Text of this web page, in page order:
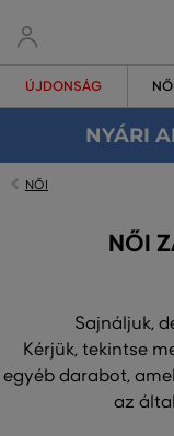
ÚJDONSÁG
NYÁRI
NŐI
NŐI
Sajnáljuk,
Kérjük, tekintse
egyéb darabot,
az